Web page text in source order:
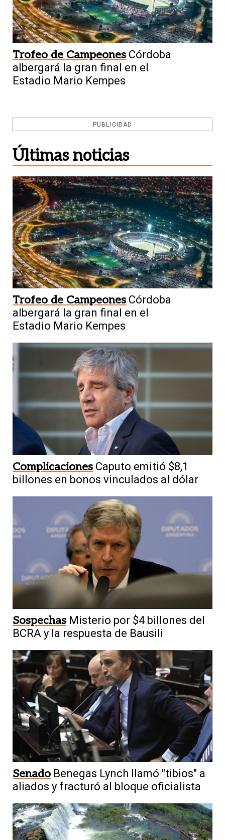
Trofeo de Campeones Córdoba
albergará la gran final en el
Estadio Mario Kempes
PUBLICIDAD
Últimas noticias
Trofeo de Campeones Córdoba
albergará la gran final en el
Estadio Mario Kempes
Complicaciones Caputo emitió $8,1
billones en bonos vinculados al dólar
Sospechas Misterio por $4 billones del
BCRA y la respuesta de Bausili
Senado Benegas Lynch llamó "tibios" a
aliados y fracturó al bloque oficialista